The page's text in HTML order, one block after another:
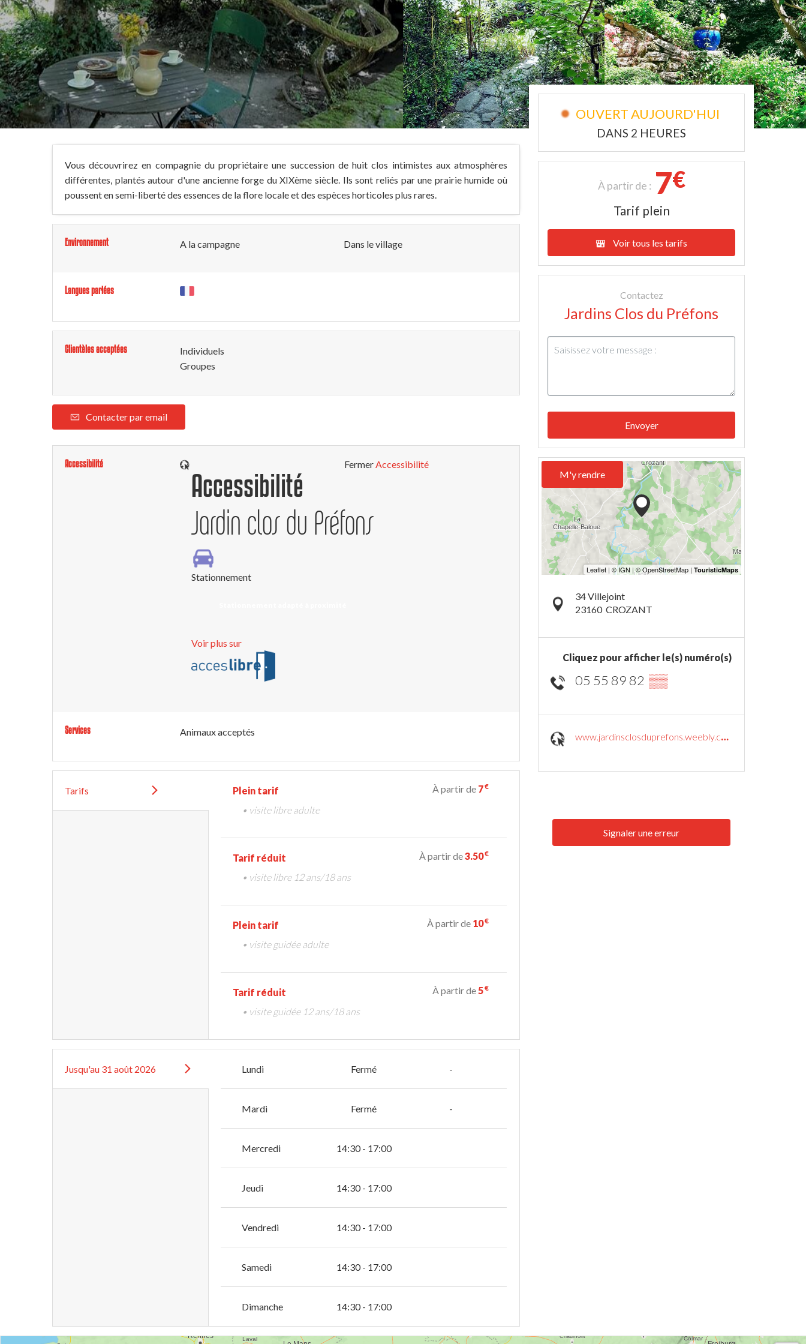
Vous découvrirez en compagnie du propriétaire une succession de huit clos intimistes aux atmosphères
différentes, plantés autour d'une ancienne forge du XIXème siècle. Ils sont reliés par une prairie humide où
poussent en semi-liberté des essences de la flore locale et des espèces horticoles plus rares.
Environnement A la campagne Dans le village
Langues parlées
Clientèles acceptées
Individuels
Groupes
Contacter par email
Accessibilité Fermer
Accessibilité
Jardin clos du Préfons
Stationnement
Voir plus sur
Accessibilité
Services Animaux acceptés
Tarifs Plein tarif À partir de 7€
• visite libre adulte
Tarif réduit À partir de3.50€
• visite libre 12 ans/18 ans
Plein tarif À partir de 10€
• visite guidée adulte
Tarif réduit À partir de 5€
• visite guidée 12 ans/18 ans
Jusqu'au 31 août 2026 Lundi Fermé -
Mardi Fermé -
Mercredi 14:30 - 17:00
Jeudi 14:30 - 17:00
Vendredi 14:30 - 17:00
Samedi 14:30 - 17:00
Dimanche 14:30 - 17:00
OUVERT AUJOURD'HUI
DANS 2 HEURES
À partir de : 7€
Tarif plein
Voir tous les tarifs
Contactez
Jardins Clos du Préfons
Envoyer
M'y rendre
34 Villejoint
23160 CROZANT
Cliquez pour afficher le(s) numéro(s)
05 55 89 82 ▒▒
www.jardinsclosduprefons.weebly.com
Signaler une erreur